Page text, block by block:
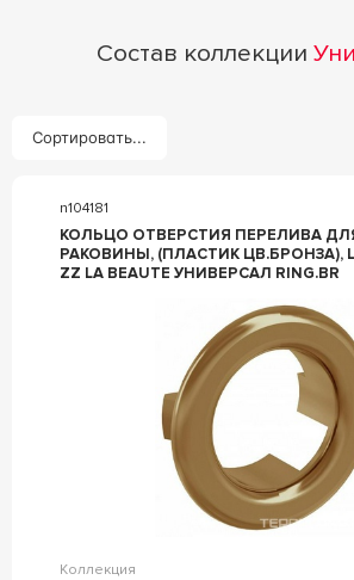
Состав коллекции
Сортировать...
n104181
КОЛЬЦО ОТВЕРСТИЯ ПЕРЕЛИВА
РАКОВИНЫ, (ПЛАСТИК ЦВ.БРОНЗА),
ZZ LA BEAUTE УНИВЕРСАЛ RING.BR
Коллекция